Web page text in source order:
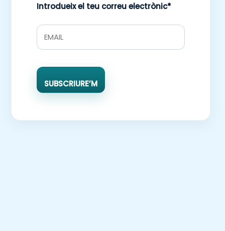
Introdueix el teu correu electrònic*
SUBSCRIURE’M